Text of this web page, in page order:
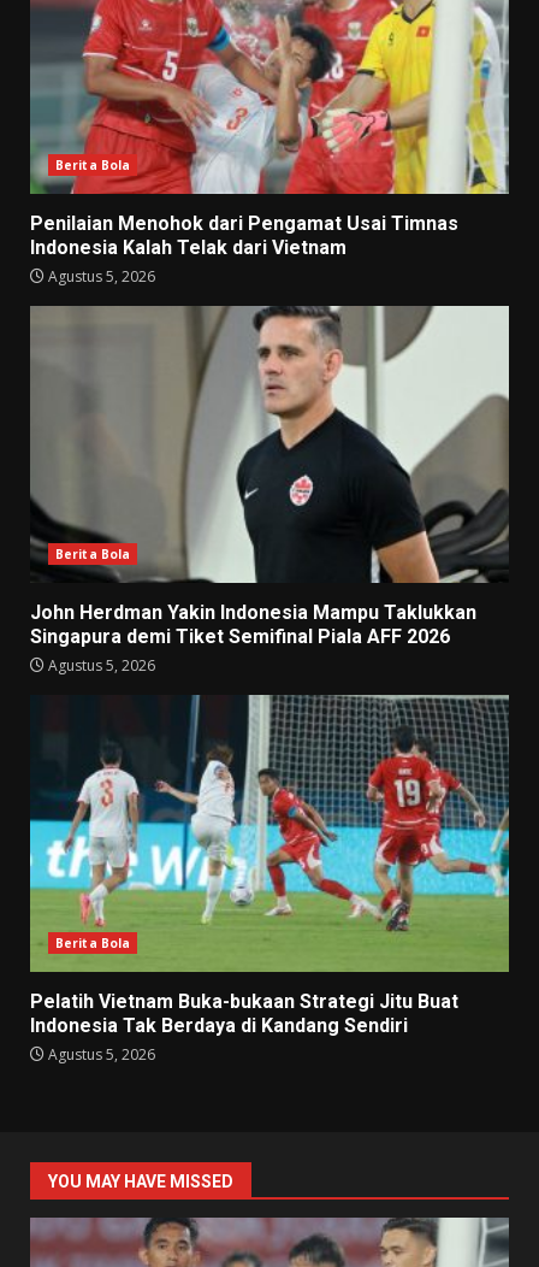
Berita Bola
Penilaian Menohok dari Pengamat Usai Timnas
Indonesia Kalah Telak dari Vietnam
Agustus 5, 2026
Berita Bola
John Herdman Yakin Indonesia Mampu Taklukkan
Singapura demi Tiket Semifinal Piala AFF 2026
Agustus 5, 2026
Berita Bola
Pelatih Vietnam Buka-bukaan Strategi Jitu Buat
Indonesia Tak Berdaya di Kandang Sendiri
Agustus 5, 2026
YOU MAY HAVE MISSED